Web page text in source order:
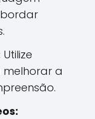
Utilize
a